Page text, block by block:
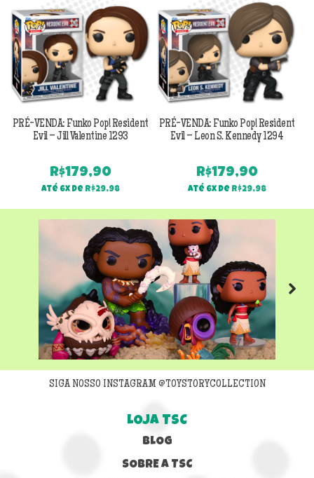
PRÉ-VENDA: Funko Pop! Resident
Evil – Jill Valentine 1293
R$179,90
Até 6x de R$29,98
PRÉ-VENDA: Funko Pop! Resident
Evil – Leon S. Kennedy 1294
R$179,90
Até 6x de R$29,98
Next
SIGA NOSSO INSTAGRAM @TOYSTORYCOLLECTION
LOJA TSC
BLOG
SOBRE A TSC